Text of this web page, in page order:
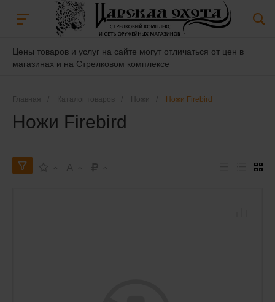
Цены товаров и услуг на сайте могут отличаться от цен в
магазинах и на Стрелковом комплексе
Главная Каталог товаров Ножи Ножи Firebird
Ножи Firebird
A